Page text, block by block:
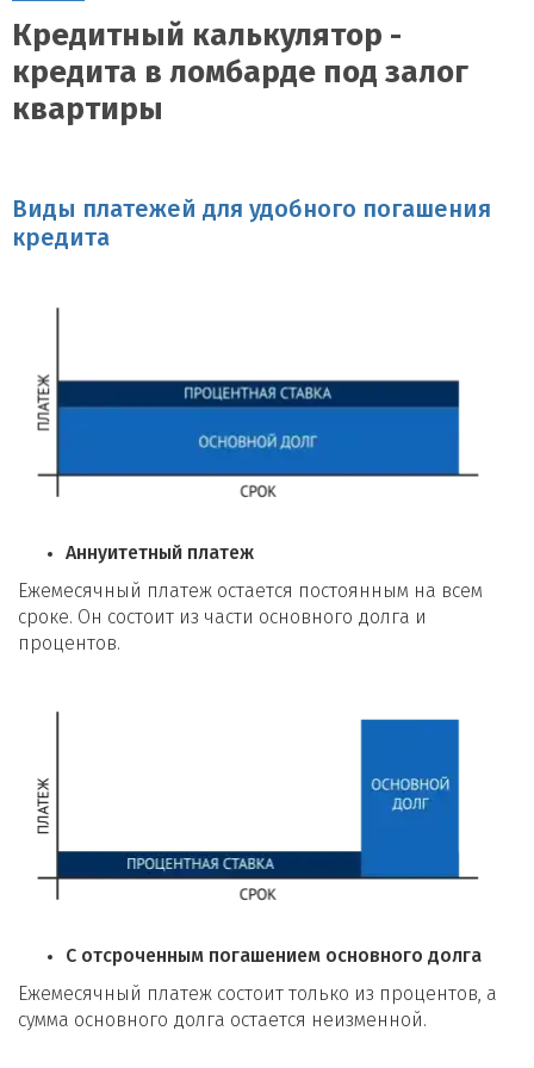
Кредитный калькулятор -
кредита в ломбарде под залог
квартиры
Виды платежей для удобного погашения
кредита
Аннуитетный платеж
Ежемесячный платеж остается постоянным на всем
сроке. Он состоит из части основного долга и
процентов.
С отсроченным погашением основного долга
Ежемесячный платеж состоит только из процентов, а
сумма основного долга остается неизменной.